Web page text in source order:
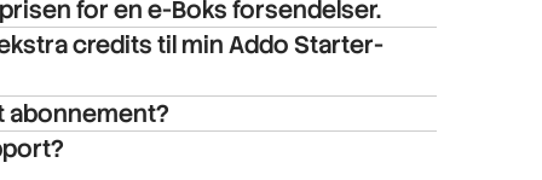
for en e-Boks forsendelser.
credits til min Addo Starter-
abonnement?